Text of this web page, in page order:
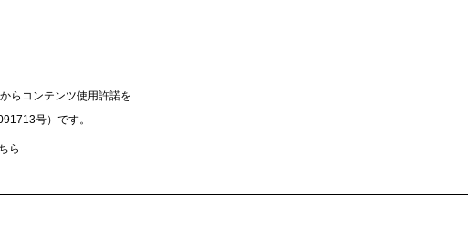
らコンテンツ使用許諾を
号）です。
ら